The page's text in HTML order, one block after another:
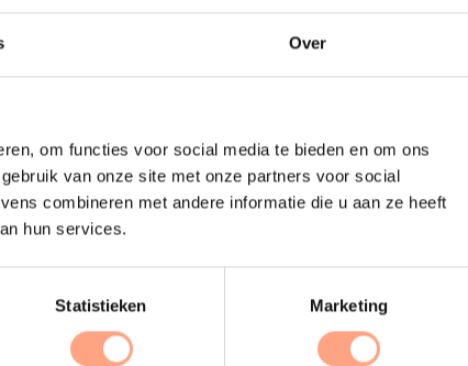
Over
om functies voor social media te bieden en om ons
van onze site met onze partners voor social
combineren met andere informatie die u aan ze heeft
hun services.
Statistieken Marketing